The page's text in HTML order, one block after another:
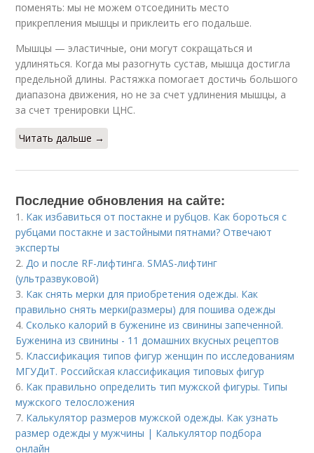
поменять: мы не можем отсоединить место
прикрепления мышцы и приклеить его подальше.
Мышцы — эластичные, они могут сокращаться и
удлиняться. Когда мы разогнуть сустав, мышца достигла
предельной длины. Растяжка помогает достичь большого
диапазона движения, но не за счет удлинения мышцы, а
за счет тренировки ЦНС.
Читать дальше →
Последние обновления на сайте:
1. Как избавиться от постакне и рубцов. Как бороться с
рубцами постакне и застойными пятнами? Отвечают
эксперты
2.До и после RF-лифтинга. SMAS-лифтинг
(ультразвуковой)
3. Как снять мерки для приобретения одежды. Как
правильно снять мерки(размеры) для пошива одежды
4.Сколько калорий в буженине из свинины запеченной.
Буженина из свинины - 11 домашних вкусных рецептов
5. Классификация типов фигур женщин по исследованиям
МГУДиТ. Российская классификация типовых фигур
6. Как правильно определить тип мужской фигуры. Типы
мужского телосложения
7. Калькулятор размеров мужской одежды. Как узнать
размер одежды у мужчины | Калькулятор подбора
онлайн